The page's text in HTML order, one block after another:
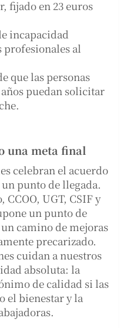
fijado en 23 euros
incapacidad
al
que las personas
puedan solicitar
una meta final
celebran el acuerdo
punto de llegada.
UGT, CSIF y
un punto de
camino de mejoras
precarizado.
cuidan a nuestros
absoluta: la
de calidad si las
el bienestar y la